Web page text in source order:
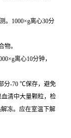
。1000×g离心30分
物。
离心10分钟，
分-70 ℃保存，避免
清中大量颗粒，检
冻。应在室温下解